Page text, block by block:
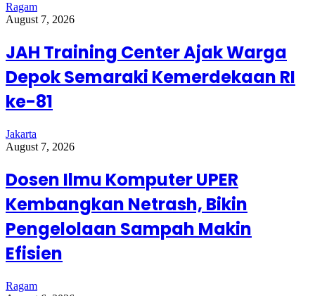
Ragam
August 7, 2026
JAH Training Center Ajak Warga
Depok Semaraki Kemerdekaan RI
ke-81
Jakarta
August 7, 2026
Dosen Ilmu Komputer UPER
Kembangkan Netrash, Bikin
Pengelolaan Sampah Makin
Efisien
Ragam